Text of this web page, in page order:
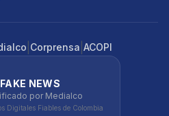
Corprensa ACOPI
NEWS
por Medialco
Digitales Fiables de Colombia